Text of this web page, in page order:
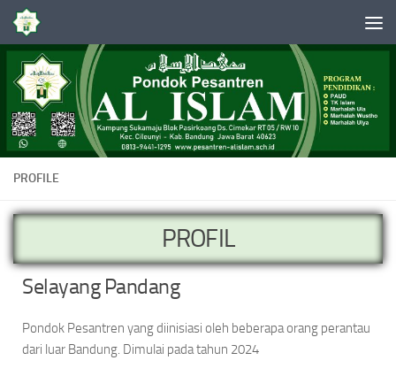
Skip to content
PROFILE
PROFIL
Selayang Pandang
Pondok Pesantren yang diinisiasi oleh beberapa orang perantau
dari luar Bandung. Dimulai pada tahun 2024